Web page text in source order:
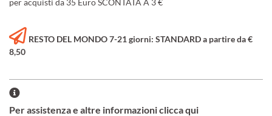
RESTO DEL MONDO 7-21 giorni: STANDARD a partire da €
8,50
Per assistenza e altre informazioni clicca qui